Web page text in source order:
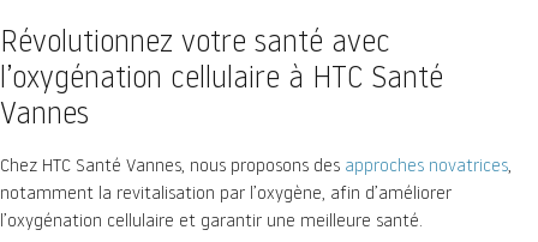
Révolutionnez votre santé avec
l’oxygénation cellulaire à HTC Santé
Vannes
Chez HTC Santé Vannes, nous proposons des approches novatrices,
notamment la revitalisation par l’oxygène, afin d’améliorer
l’oxygénation cellulaire et garantir une meilleure santé.